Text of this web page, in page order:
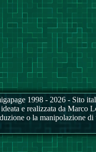
1998 - 2026 - Sito
e realizzata da
o la manipolazione